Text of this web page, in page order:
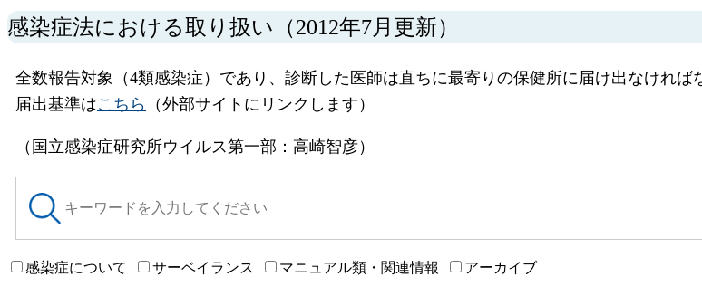
感染症法における取り扱い（2012年7月更新）
全数報告対象（4類感染症）であり、診断した医師は直ちに最寄りの保健所に届け出なければ
届出基準はこちら （外部サイトにリンクします）
（国立感染症研究所ウイルス第一部：高崎智彦）
イ
ト
内
感染症について サーベイランス マニュアル類・関連情報 アーカイブ